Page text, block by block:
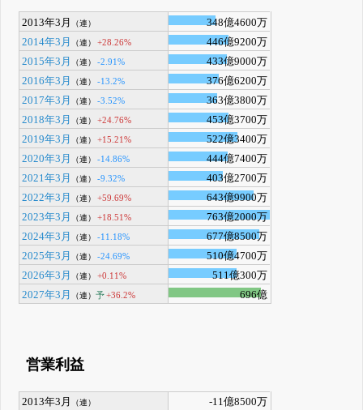
2013年3月 （連）
348億4600万
2014年3月
（連） +28.26%
446億9200万
2015年3月
（連） -2.91%
433億9000万
2016年3月
（連） -13.2%
376億6200万
2017年3月
（連） -3.52%
363億3800万
2018年3月
（連） +24.76%
453億3700万
2019年3月
（連） +15.21%
522億3400万
2020年3月
（連） -14.86%
444億7400万
2021年3月
（連） -9.32%
403億2700万
2022年3月
（連） +59.69%
643億9900万
2023年3月
（連） +18.51%
763億2000万
2024年3月
（連） -11.18%
677億8500万
2025年3月
（連） -24.69%
510億4700万
2026年3月
（連） +0.11%
511億300万
2027年3月
（連）予+36.2% 696億
営業利益
2013年3月 （連）
-11億8500万